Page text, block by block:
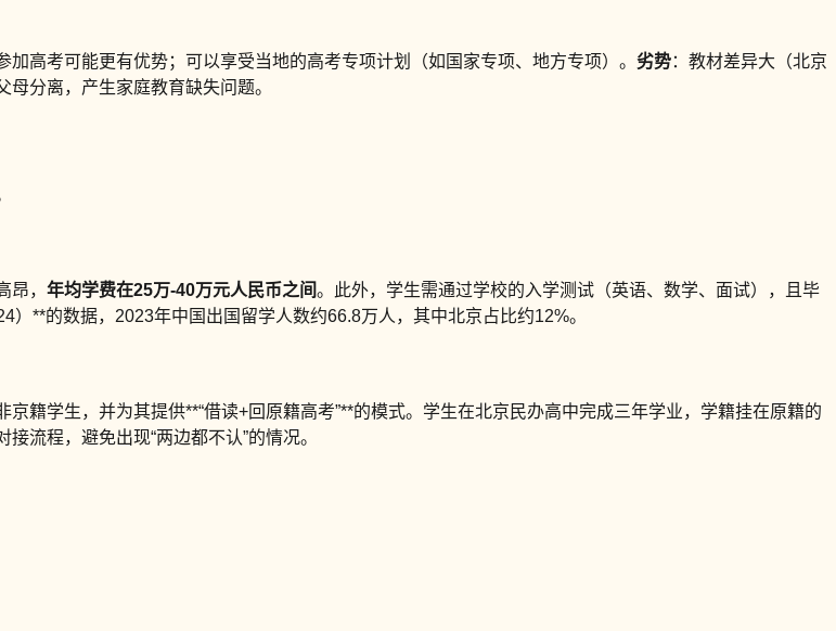
高考可能更有优势；可以享受当地的高考专项计划（如国家专项、地方专项）。 劣势：教材差异大（北京
分离，产生家庭教育缺失问题。
， 年均学费在25万-40万元人民币之间。此外，学生需通过学校的入学测试（英语、数学、面试），且毕
**的数据，2023年中国出国留学人数约66.8万人，其中北京占比约12%。
籍学生，并为其提供**“借读+回原籍高考”**的模式。学生在北京民办高中完成三年学业，学籍挂在原籍的
流程，避免出现“两边都不认”的情况。